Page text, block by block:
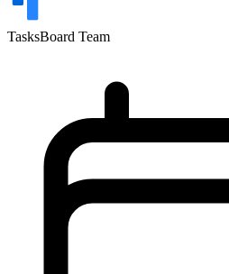
TasksBoard Team